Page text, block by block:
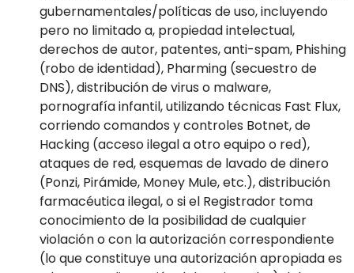
gubernamentales/políticas de uso, incluyendo
pero no limitado a, propiedad intelectual,
derechos de autor, patentes, anti-spam, Phishing
(robo de identidad), Pharming (secuestro de
DNS), distribución de virus o malware,
pornografía infantil, utilizando técnicas Fast Flux,
corriendo comandos y controles Botnet, de
Hacking (acceso ilegal a otro equipo o red),
ataques de red, esquemas de lavado de dinero
(Ponzi, Pirámide, Money Mule, etc.), distribución
farmacéutica ilegal, o si el Registrador toma
conocimiento de la posibilidad de cualquier
violación o con la autorización correspondiente
(lo que constituye una autorización apropiada es